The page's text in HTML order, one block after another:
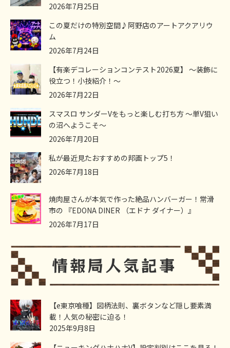
2026年7月25日
この夏だけの特別空間♪阿野店のアートアクアリウ
ム
2026年7月24日
【有楽デコレーションコンテスト2026夏】 ～装飾に
役立つ！小技紹介！～
2026年7月22日
スマスロ サンダーVをもっと楽しむ打ち方 ～単V狙い
の沼へようこそ～
2026年7月20日
私が最近見たおすすめの邦画トップ5！
2026年7月18日
焼肉屋さんが本気で作った絶品ハンバーガー！常滑
市の 『EDONA DINER （エドナ ダイナー）』
2026年7月17日
【e東京喰種】図柄法則、裏ボタンなど隠し要素満
載！人気の秘密に迫る！
2025年9月8日